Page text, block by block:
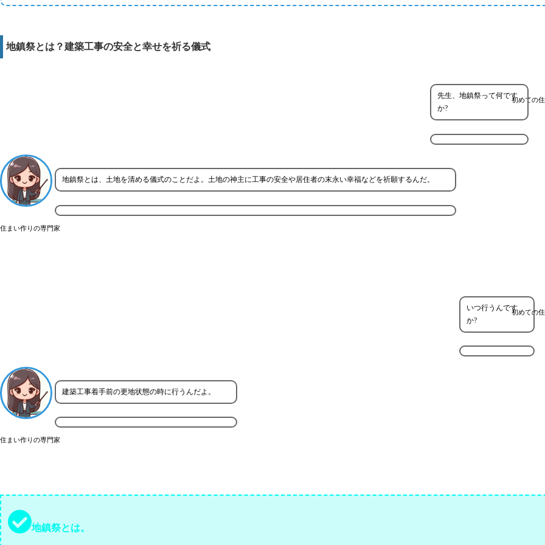
地鎮祭とは？建築工事の安全と幸せを祈る儀式
初めての
先生、地鎮祭って何です
か?
住まい作りの専門家
地鎮祭とは、土地を清める儀式のことだよ。土地の神主に工事の安全や居住者の末永い幸福などを祈願するんだ。
初めての
いつ行うんです
か?
住まい作りの専門家
建築工事着手前の更地状態の時に行うんだよ。
地鎮祭とは。